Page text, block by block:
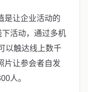
是让企业活动的
活动，通过多机
以触达线上数千
片让参会者自发
人。